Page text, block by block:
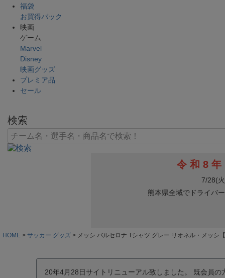
福袋
お買得パック
映画
ゲーム
Marvel
Disney
映画グッズ
プレミア品
セール
検索
HOME サッカー グッズ メッシ バルセロナ Tシャツ グレー リオネル・メッシ
20年4月28日サイトリニューアル致しました。 既会員